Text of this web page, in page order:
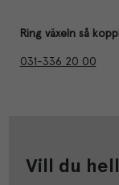
Ring växeln så
031-336 20 00
Vill du